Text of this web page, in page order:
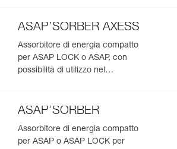
ASAP’SORBER AXESS
Assorbitore di energia compatto
per ASAP LOCK o ASAP, con
possibilità di utilizzo nel
ASAP’SORBER
Assorbitore di energia compatto
per ASAP o ASAP LOCK per